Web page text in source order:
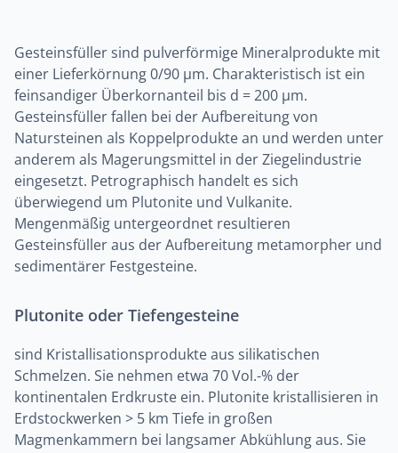
Gesteinsfüller sind pulverförmige Mineralprodukte mit
einer Lieferkörnung 0/90 µm. Charakteristisch ist ein
feinsandiger Überkornanteil bis d = 200 µm.
Gesteinsfüller fallen bei der Aufbereitung von
Natursteinen als Koppelprodukte an und werden unter
anderem als Magerungsmittel in der Ziegelindustrie
eingesetzt. Petrographisch handelt es sich
überwiegend um Plutonite und Vulkanite.
Mengenmäßig untergeordnet resultieren
Gesteinsfüller aus der Aufbereitung metamorpher und
sedimentärer Festgesteine.
Plutonite oder Tiefengesteine
sind Kristallisationsprodukte aus silikatischen
Schmelzen. Sie nehmen etwa 70 Vol.-% der
kontinentalen Erdkruste ein. Plutonite kristallisieren in
Erdstockwerken > 5 km Tiefe in großen
Magmenkammern bei langsamer Abkühlung aus. Sie